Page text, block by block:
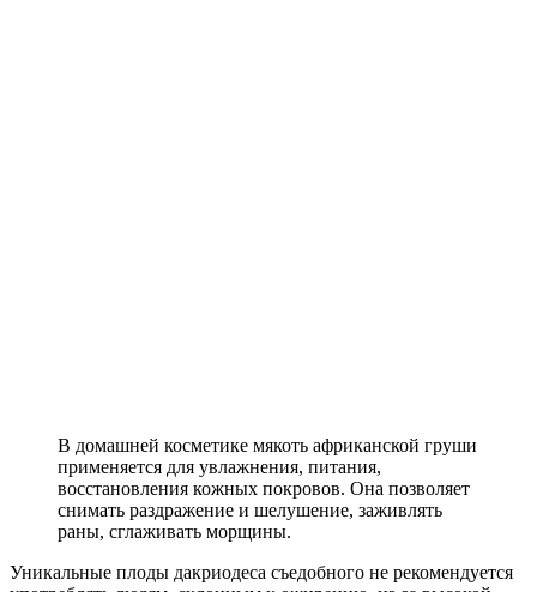
В домашней косметике мякоть африканской груши
применяется для увлажнения, питания,
восстановления кожных покровов. Она позволяет
снимать раздражение и шелушение, заживлять
раны, сглаживать морщины.
Уникальные плоды дакриодеса съедобного не рекомендуется